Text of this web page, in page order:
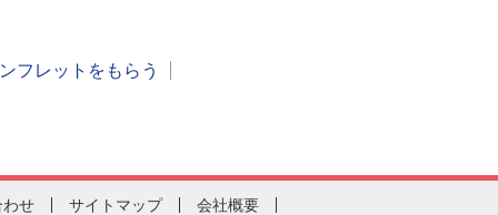
フレットをもらう
わせ サイトマップ 会社概要